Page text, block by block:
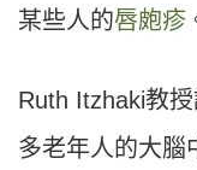
某些人的唇皰疹
Ruth Itzhaki教
多老年人的大腦